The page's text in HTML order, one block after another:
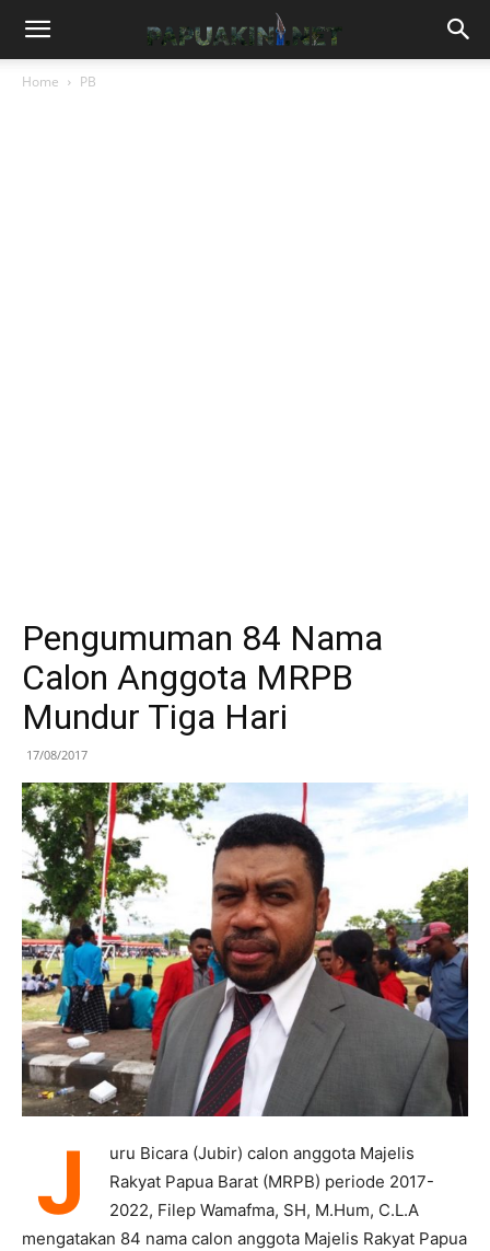
Home PB
Pengumuman 84 Nama
Calon Anggota MRPB
Mundur Tiga Hari
17/08/2017
J
uru Bicara (Jubir) calon anggota Majelis
Rakyat Papua Barat (MRPB) periode 2017-
2022, Filep Wamafma, SH, M.Hum, C.L.A
mengatakan 84 nama calon anggota Majelis Rakyat Papua